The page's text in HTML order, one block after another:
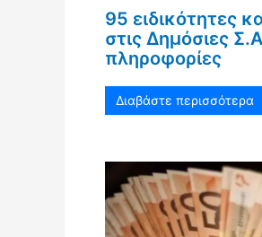
95 ειδικότητες
στις Δημόσιες
πληροφορίες
Διαβάστε περισσότερα